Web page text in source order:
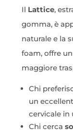
Il Lattice,
gomma, è
naturale e la
foam, offre
maggiore
Chi
un
cervicale in
Chi cerca